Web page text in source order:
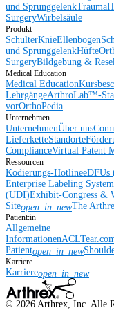
und SprunggelenkTrauma
SurgeryWirbelsäule
Produkt
SchulterKnieEllenbogen
und SprunggelenkHüfte
SurgeryBildgebung &
Medical Education
Medical Education
LehrgängeArthroLab™-
vorOrthoPedia
Unternehmen
UnternehmenÜber uns
LieferketteStandorte
ComplianceVirtual Patent
Ressourcen
Kodierungs-HotlineeDFUs
Enterprise Labeling
(UDI)Exhibit-Congress &
Siteopen_in_newThe
Patient:in
Allgemeine
Informationen
Patientopen_in_new
Karriere
Karriereopen_in_new
© 2026 Arthrex, Inc. Alle